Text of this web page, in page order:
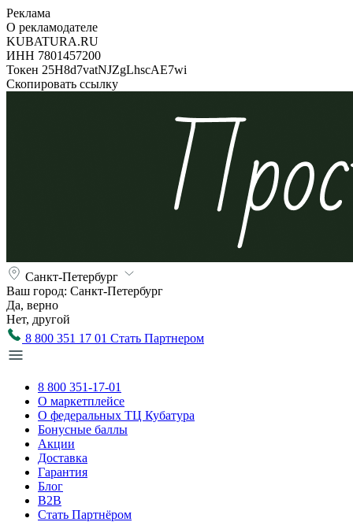
Реклама
О рекламодателе
KUBATURA.RU
ИНН 7801457200
Токен 25H8d7vatNJZgLhscAE7wi
Скопировать ссылку
Санкт-Петербург
Ваш город: Санкт-Петербург
Да, верно
Нет, другой
8 800 351 17 01 Стать Партнером
8 800 351-17-01
О маркетплейсе
О федеральных ТЦ Кубатура
Бонусные баллы
Акции
Доставка
Гарантия
Блог
B2B
Стать Партнёром